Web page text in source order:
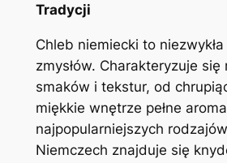
Tradycji
Chleb niemiecki to
zmysłów. Charakteryzuje
smaków i tekstur, od
miękkie wnętrze pełne
najpopularniejszych
Niemczech znajduje się